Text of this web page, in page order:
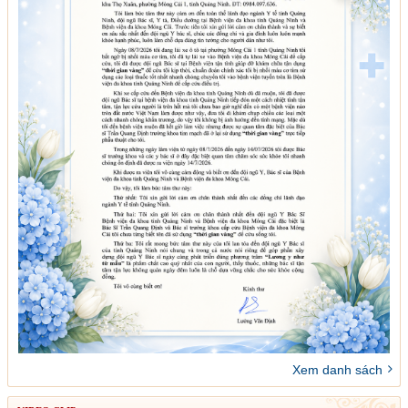
Xem danh sách